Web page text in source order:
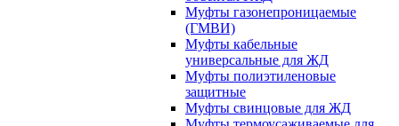
Муфты газонепроницаемые
(ГМВИ)
Муфты кабельные
универсальные для ЖД
Муфты полиэтиленовые
защитные
Муфты свинцовые для ЖД